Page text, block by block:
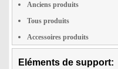
Anciens produits
Tous produits
Accessoires produits
Eléments de support: